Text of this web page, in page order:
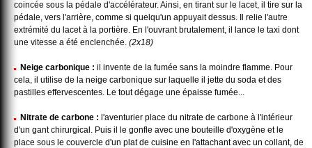
coincée sous la pédale d'accélérateur. Ainsi, en tirant sur le lacet, il tire sur la
pédale, vers l'arrière, comme si quelqu'un appuyait dessus. Il relie l'autre
extrémité du lacet à la portière. En l'ouvrant brutalement, il lance le taxi dont
une vitesse a été enclenchée. (2x18)
Neige carbonique : il invente de la fumée sans la moindre flamme. Pour
cela, il utilise de la neige carbonique sur laquelle il jette du soda et des
pastilles effervescentes. Le tout dégage une épaisse fumée...
Nitrate de carbone : l'aventurier place du nitrate de carbone à l'intérieur
d'un gant chirurgical. Puis il le gonfle avec une bouteille d'oxygène et le
place sous le couvercle d'un plat de cuisine en l'attachant avec un collant, de